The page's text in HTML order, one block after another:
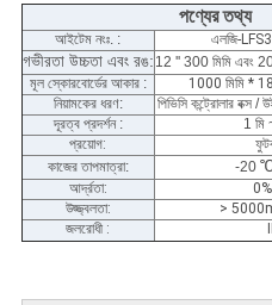
পণ্যের তথ্য
আইটেম নংঃ. : এলজি-
গভীরতা উচ্চতা এবং রঙ: 12 '' 300 মিমি এবং
মূল স্কোরবোর্ডের আকার :
1000 মিমি *
নিয়ামকের ধরণ:
পিভিসি কন্ট্রোলার বক্স /
দূরত্ব প্রদর্শন :
1 মি
প্রয়োগ:
কাজের তাপমাত্রা:
-20
আর্দ্রতা:
উজ্জ্বলতা:
>
জলরোধী :